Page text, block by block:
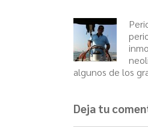
algunos de los
Deja tu